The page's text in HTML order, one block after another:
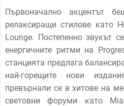
Първоначално акцентът
релаксиращи стилове като
Lounge. Постепенно звукът
енергичните ритми на
станцията предлага
най-горещите нови
превърнали се в хитове на
световни форуми като